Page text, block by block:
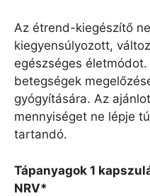
Az étrend-kiegészítő
kiegyensúlyozott,
egészséges
betegségek
gyógyítására. Az
mennyiséget ne lépje
tartandó.
Tápanyagok 1
NRV*